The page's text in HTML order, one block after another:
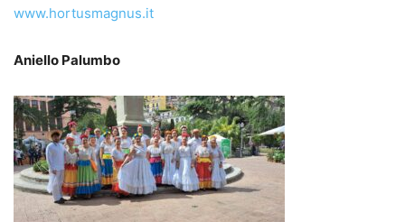
www.hortusmagnus.it
Aniello Palumbo